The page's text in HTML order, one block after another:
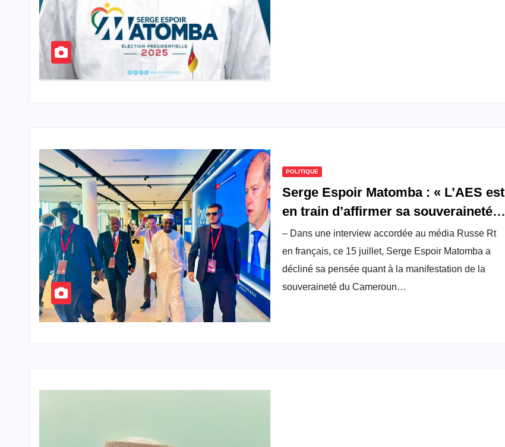
POLITIQUE
Serge Espoir Matomba : « L’AES est
en train d’affirmer sa souveraineté,
le Cameroun doit pouvoir faire pareil
»
– Dans une interview accordée au média Russe Rt
en français, ce 15 juillet, Serge Espoir Matomba a
décliné sa pensée quant à la manifestation de la
souveraineté du Cameroun…